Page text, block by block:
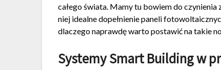
całego świata. Mamy tu bowiem do
niej idealne dopełnienie paneli
dlaczego naprawdę warto postawić na takie
Systemy Smart Building w